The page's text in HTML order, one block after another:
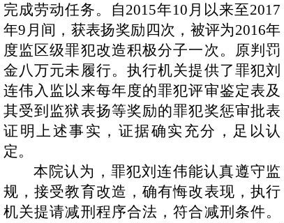
完成劳动任务。自2015年10 月以来至2017
年9 月间，获表扬奖励四次，被评为2016年
度监区级罪犯改造积极分子一次。原判罚
金八万元未履行。执行机关提供了罪犯刘
连伟入监以来每年度的罪犯评审鉴定表及
其受到监狱表扬等奖励的罪犯奖惩审批表
证明上述事实，证据确实充分，足以认
定。
本院认为，罪犯刘连伟能认真遵守监
规，接受教育改造，确有悔改表现，执行
机关提请减刑程序合法，符合减刑条件。